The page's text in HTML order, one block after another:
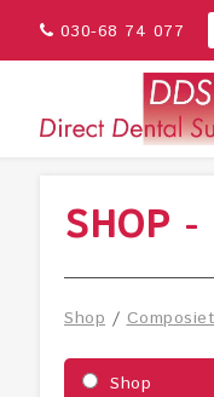
030-68 74 077
SHOP
Shop /
Shop